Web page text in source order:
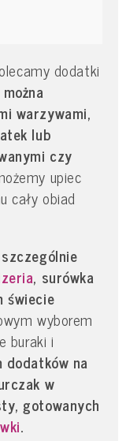
dodatki
warzywami,
lub
czy
upiec
cały obiad
, surówka
świecie
wyborem
buraki i
na
w
gotowanych
.